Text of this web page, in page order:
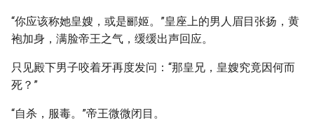
“你应该称她皇嫂，或是郦姬。”皇座上的男人眉目张扬，黄
袍加身，满脸帝王之气，缓缓出声回应。
只见殿下男子咬着牙再度发问：“那皇兄，皇嫂究竟因何而
死？”
“自杀，服毒。”帝王微微闭目。